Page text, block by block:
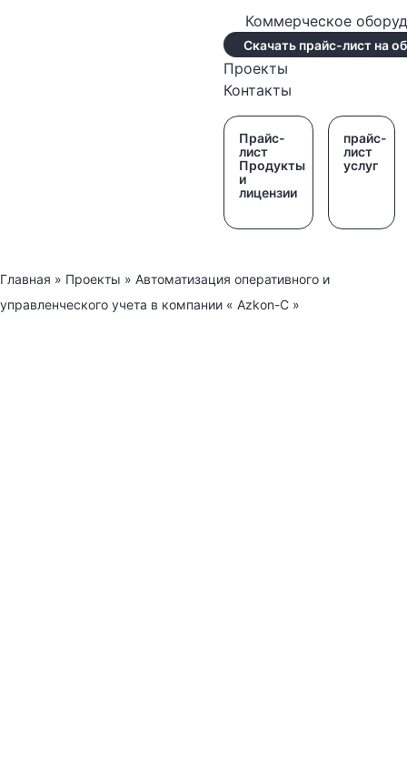
Коммерческое
Скачать прайс-лист на
Проекты
Контакты
Прайс-
лист
Продукты
и
лицензии
прайс-
лист
услуг
Главная » Проекты » Автоматизация оперативного и
управленческого учета в компании « Azkon-C »